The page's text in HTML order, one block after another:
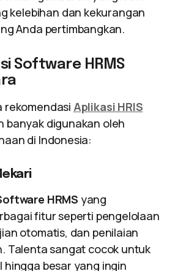
kelebihan dan kekurangan
Anda pertimbangkan.
Software HRMS
rekomendasi Aplikasi HRIS
banyak digunakan oleh
di Indonesia:
HRMS yang
fitur seperti pengelolaan
otomatis, dan penilaian
Talenta sangat cocok untuk
hingga besar yang ingin